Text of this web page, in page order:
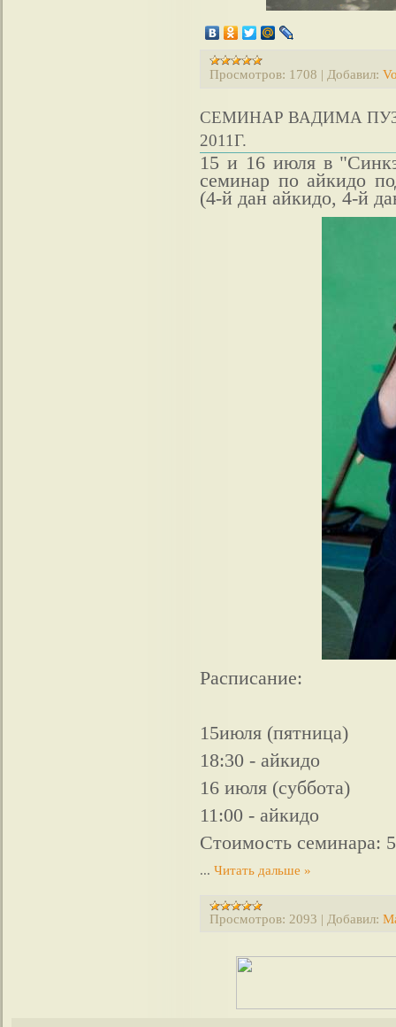
Просмотров: 1708 | Добавил:
СЕМИНАР ВАДИМА
2011Г.
15 и 16 июля в
семинар по айкидо
(4-й дан айкидо, 4-й
Расписание:
15июля (пятница)
18:30 - айкидо
16 июля (суббота)
11:00 - айкидо
Стоимость семинара:
... Читать дальше »
Просмотров: 2093 | Добавил: